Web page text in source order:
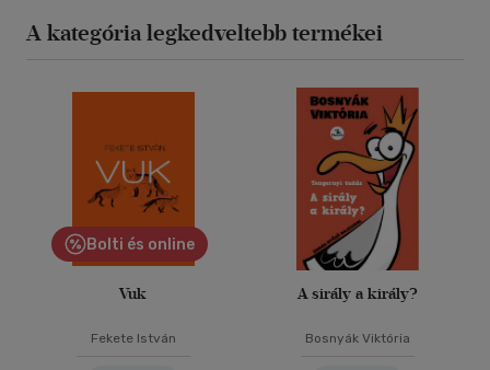
A kategória legkedveltebb termékei
Bolti és online
Vuk
Fekete István
A sirály a király?
Bosnyák Viktória